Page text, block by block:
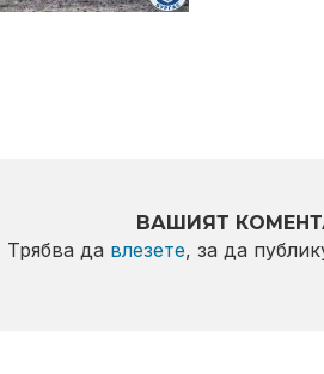
ВАШИЯТ
Трябва да влезете, за да